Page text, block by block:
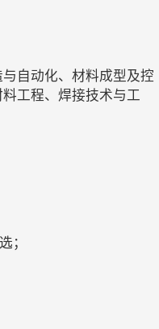
自动化、材料成型及控
工程、焊接技术与工
；